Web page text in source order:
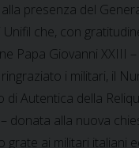
presenza del
che, con
Giovanni XXIII
i militari, il
Autentica della
donata alla nuova
ai militari italiani